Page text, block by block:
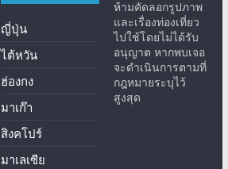
ญี่ปุ่น
ไต้หวัน
ฮ่องกง
มาเก๊า
สิงคโปร์
มาเลเซีย
ห้ามคัดลอกรูปภาพ
และเรื่องท่องเที่ยว
ไปใช้โดยไม่ได้รับ
อนุญาต หากพบเจอ
จะดำเนินการตามที่
กฎหมายระบุไว้
สูงสุด